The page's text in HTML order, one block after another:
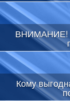
ВНИМАНИЕ!
Кому